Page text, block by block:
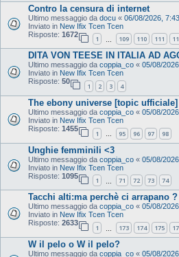
Contro la censura di internet
Ultimo messaggio da docu « 06/08/2026, 7:43
Inviato in New Ifix Tcen Tcen
Risposte: 1672
1 109 110 111
DITA VON TEESE IN ITALIA AD
Ultimo messaggio da coppia_co « 05/08/
Inviato in New Ifix Tcen Tcen
Risposte: 50
1 2 3 4
The ebony universe [topic ufficiale]
Ultimo messaggio da coppia_co « 05/08/
Inviato in New Ifix Tcen Tcen
Risposte: 1455
1 … 95 96 97 98
Unghie femminili <3
Ultimo messaggio da coppia_co « 05/08/
Inviato in New Ifix Tcen Tcen
Risposte: 1095
1 71 72 73 74
Tacchi alti:ma perchè ci arrapano ?
Ultimo messaggio da coppia_co « 05/08/
Inviato in New Ifix Tcen Tcen
Risposte: 2633
1 173 174 175
W il pelo o W il pelo?
Ultimo messaggio da coppia_co « 05/08/